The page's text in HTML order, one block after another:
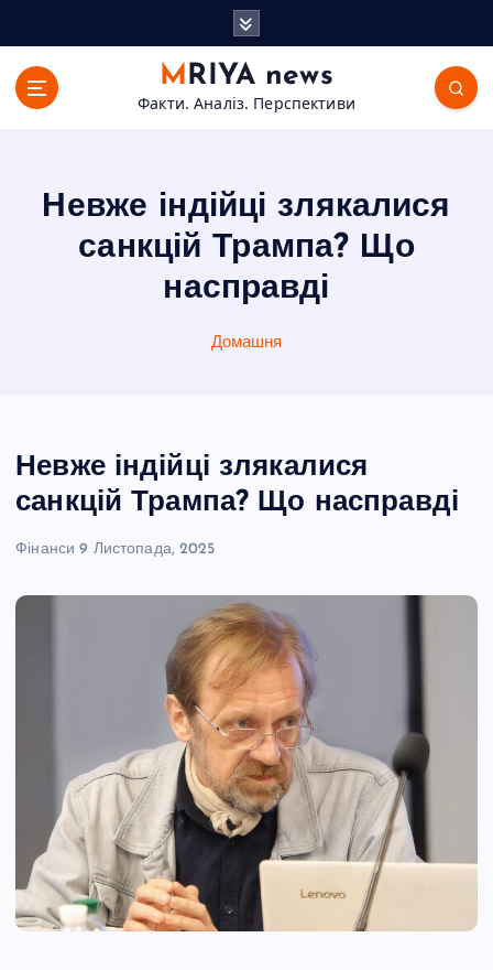
MRIYA news
Факти. Аналіз. Перспективи
Невже індійці злякалися
санкцій Трампа? Що
насправді
Домашня
Невже індійці злякалися
санкцій Трампа? Що насправді
Фінанси 9 Листопада, 2025